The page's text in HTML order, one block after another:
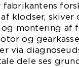
fabrikantens
klodser, skiver
montering af
og gearkasse
via
dele ses